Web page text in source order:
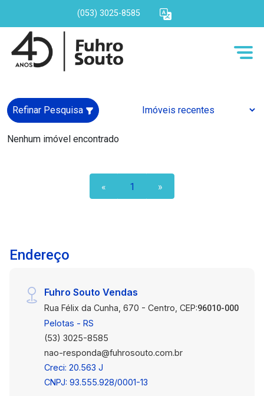
(053) 3025-8585
Refinar Pesquisa
Nenhum imóvel encontrado
« 1 »
Endereço
Fuhro Souto Vendas
Rua Félix da Cunha, 670 - Centro, CEP:96010-000
Pelotas - RS
(53) 3025-8585
nao-responda@fuhrosouto.com.br
Creci: 20.563 J
CNPJ: 93.555.928/0001-13